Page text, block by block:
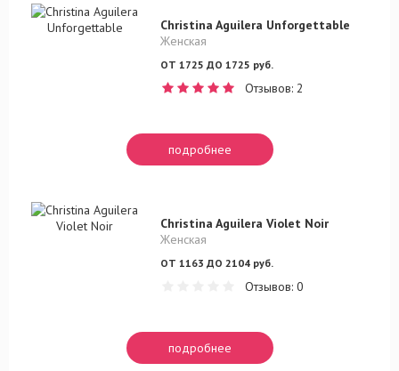
Christina Aguilera Unforgettable
Женская
ОТ 1725 ДО 1725 руб.
Отзывов: 2
подробнее
Christina Aguilera Violet Noir
Женская
ОТ 1163 ДО 2104 руб.
Отзывов: 0
подробнее